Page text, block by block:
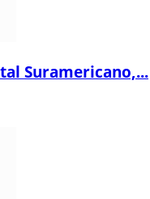
Suramericano,...